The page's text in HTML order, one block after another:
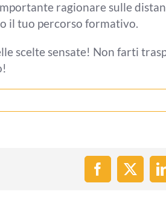
ragionare sulle
iltuo percorso formativo.
scelte sensate! Non farti
Facebook
X